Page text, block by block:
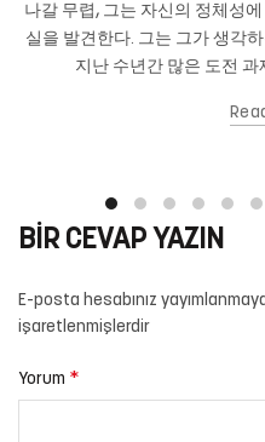
나갈 무렵, 그는 자신의 정체성
실을 발견한다. 그는 그가 생각
지난 수년간 많은 도전
BIR CEVAP YAZIN
E-posta hesabınız
işaretlenmişlerdir
Yorum *